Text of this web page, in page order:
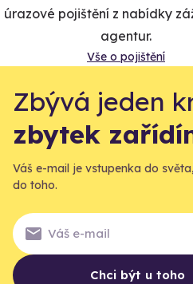
úrazové pojištění z nabídky
agentur.
Vše o pojištění
Zbývá jeden
zbytek
Váš e-mail je vstupenka do
do toho.
Chci být u toho